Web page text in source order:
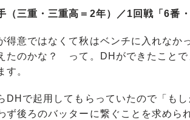
（三重・三重高＝2年）／1回戦「6番
意ではなくて秋はベンチに入れなか
たのかな？ って。DHができたことで
す。
で起用してもらっていたので「も
ず後ろのバッターに繋ぐことを求めら